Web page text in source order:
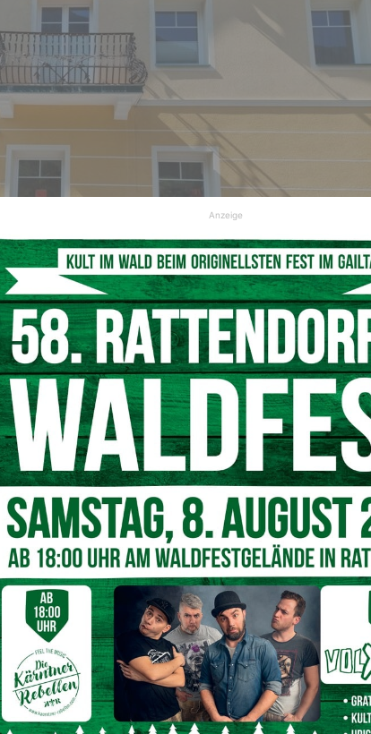
Leitner und Bgm. Christian Hecher
© Marktgemeinde Bad Bleiberg
von Mitarbeitern/Innen in der Hotelleriebranche
hochwertige Wohneinheiten im Objekt geschaffen, in
werden sollen”, so Bgm.Christian Hecher. Kürzlich
des „Bleibergerhofes“ (
Frau Andrea Leitner) statt,
dem Fortschritt der Bauarbeiten verschaffen wollte und
der bestehenden Bausubstanz dieses
zu begrüßen. “Die Investition bedeutet ein klares
schönen Hochtal und damit verbunden auch die
Bürgermeister möchte ich mich bei Herrn Mag. Johannes
gute Zusammenarbeit und die noch bevorstehende in der
Anzeige